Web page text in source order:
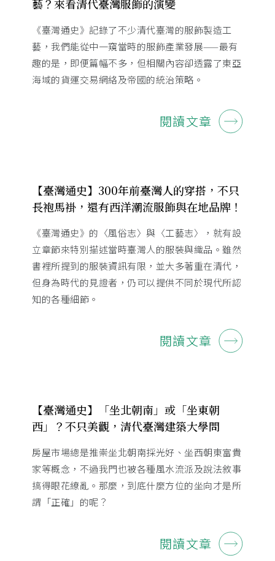
藝？來看清代臺灣服飾的演變
《臺灣通史》記錄了不少清代臺灣的服飾製造工
藝，我們能從中一窺當時的服飾產業發展——最有
趣的是，即便篇幅不多，但相關內容卻透露了東亞
海域的貨運交易網絡及帝國的統治策略。
閱讀文章
【臺灣通史】300年前臺灣人的穿搭，不只
長袍馬褂，還有西洋潮流服飾與在地品牌！
《臺灣通史》的〈風俗志〉與〈工藝志〉，就有設
立章節來特別描述當時臺灣人的服裝與織品。雖然
書裡所提到的服裝資訊有限，並大多著重在清代，
但身為時代的見證者，仍可以提供不同於現代所認
知的各種細節。
閱讀文章
【臺灣通史】「坐北朝南」或「坐東朝
西」？不只美觀，清代臺灣建築大學問
房屋市場總是推崇坐北朝南採光好、坐西朝東富貴
家等概念，不過我門也被各種風水流派及說法敘事
搞得眼花繚亂。那麼，到底什麼方位的坐向才是所
謂「正確」的呢？
閱讀文章